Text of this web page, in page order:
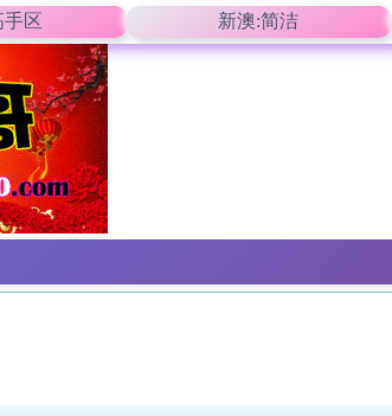
手区 新澳:简洁